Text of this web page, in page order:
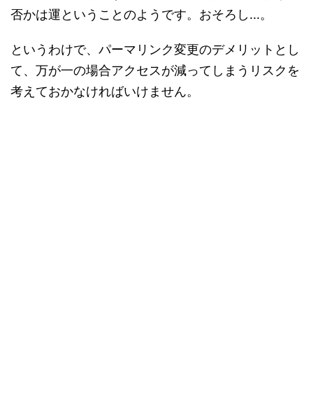
否かは運ということのようです。おそろし...。
というわけで、パーマリンク変更のデメリットとし
て、万が一の場合アクセスが減ってしまうリスクを
考えておかなければいけません。